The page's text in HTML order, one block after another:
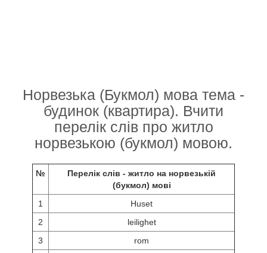
Норвезька (Букмол) мова тема -
будинок (квартира). Вчити
перелік слів про житло
норвезькою (букмол) мовою.
№
Перелік слів - житло на норвезькій
(букмол) мові
1
Huset
2
leilighet
3
rom